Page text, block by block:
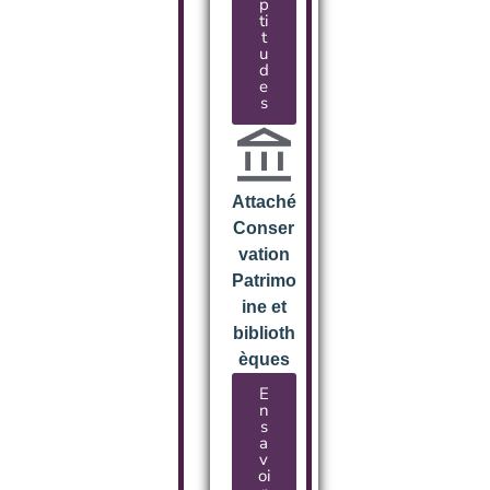
ti
t
u
d
e
s
Attaché
Conser
vation
Patrimo
ine et
biblioth
èques
E
n
s
a
v
oi